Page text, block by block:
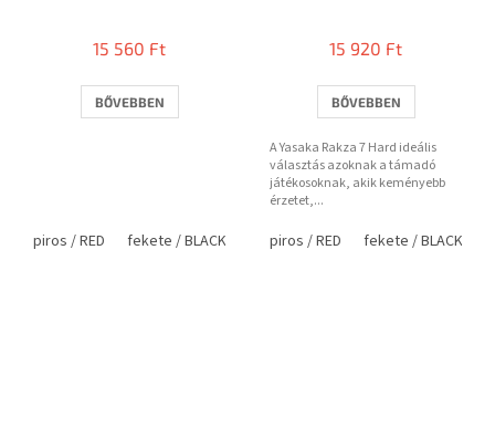
15 560 Ft
BŐVEBBEN
piros / RED fekete / BLACK
15 920 Ft
BŐVEBBEN
A Yasaka Rakza 7 Hard ideális
választás azoknak a támadó
játékosoknak, akik keményebb
érzetet,...
piros / RED fekete / BLACK